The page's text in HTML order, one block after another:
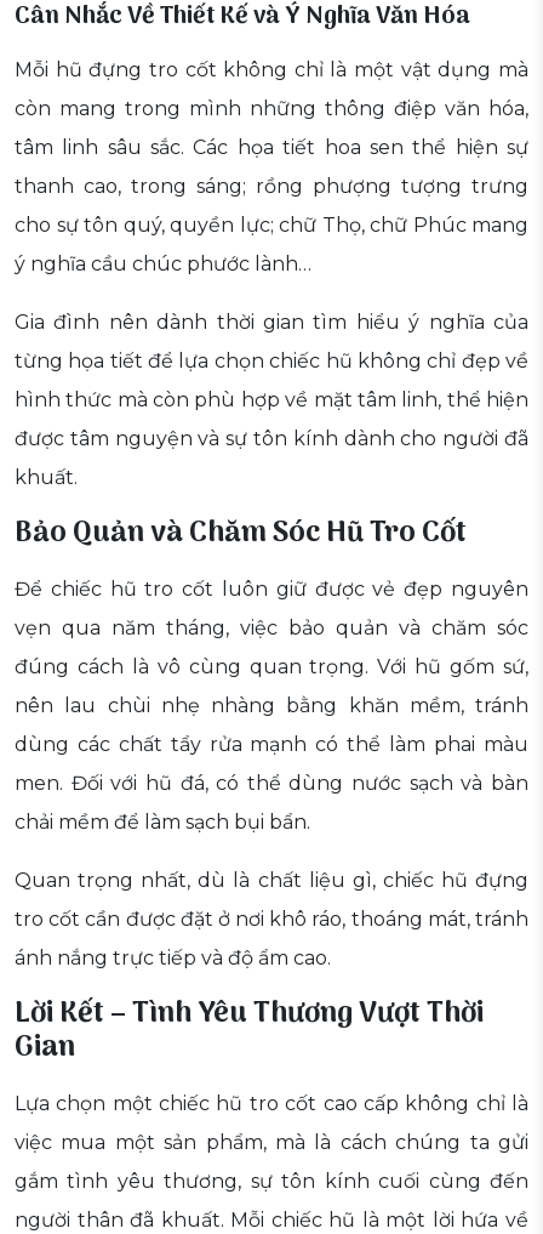
Cân Nhắc Về Thiết Kế và Ý Nghĩa Văn Hóa
Mỗi hũ đựng tro cốt không chỉ là một vật dụng mà
còn mang trong mình những thông điệp văn hóa,
tâm linh sâu sắc. Các họa tiết hoa sen thể hiện sự
thanh cao, trong sáng; rồng phượng tượng trưng
cho sự tôn quý, quyền lực; chữ Thọ, chữ Phúc mang
ý nghĩa cầu chúc phước lành…
Gia đình nên dành thời gian tìm hiểu ý nghĩa của
từng họa tiết để lựa chọn chiếc hũ không chỉ đẹp về
hình thức mà còn phù hợp về mặt tâm linh, thể hiện
được tâm nguyện và sự tôn kính dành cho người đã
khuất.
Bảo Quản và Chăm Sóc Hũ Tro Cốt
Để chiếc hũ tro cốt luôn giữ được vẻ đẹp nguyên
vẹn qua năm tháng, việc bảo quản và chăm sóc
đúng cách là vô cùng quan trọng. Với hũ gốm sứ,
nên lau chùi nhẹ nhàng bằng khăn mềm, tránh
dùng các chất tẩy rửa mạnh có thể làm phai màu
men. Đối với hũ đá, có thể dùng nước sạch và bàn
chải mềm để làm sạch bụi bẩn.
Quan trọng nhất, dù là chất liệu gì, chiếc hũ đựng
tro cốt cần được đặt ở nơi khô ráo, thoáng mát, tránh
ánh nắng trực tiếp và độ ẩm cao.
Lời Kết – Tình Yêu Thương Vượt Thời
Gian
Lựa chọn một chiếc hũ tro cốt cao cấp không chỉ là
việc mua một sản phẩm, mà là cách chúng ta gửi
gắm tình yêu thương, sự tôn kính cuối cùng đến
người thân đã khuất. Mỗi chiếc hũ là một lời hứa về